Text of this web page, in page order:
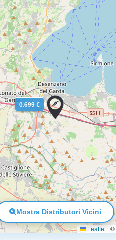
0.699 €
Leaflet | ©
Mostra Distributori Vicini